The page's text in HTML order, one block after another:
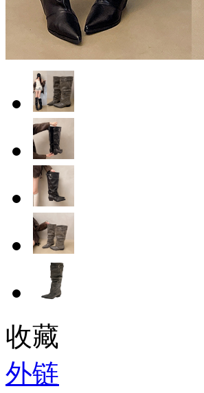
收藏
外链